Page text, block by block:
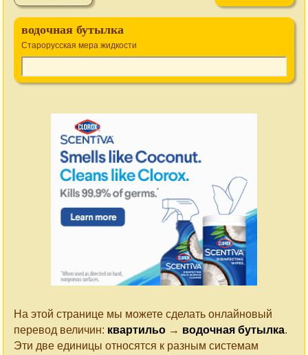
водочная бутылка
Старорусская мера жидкости
На этой странице мы можете сделать онлайновый
перевод величин: квартильо → водочная бутылка.
Эти две единицы относятся к разным системам